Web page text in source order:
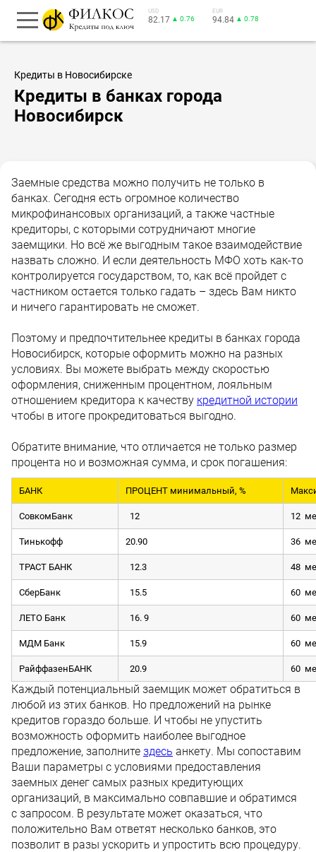
USD
82.17 ▲ 0.76
EUR
94.84 ▲ 0.78
Кредиты в Новосибирске
Кредиты в банках города
Новосибирск
Заемные средства можно получить не только в
банках. Сегодня есть огромное количество
микрофинансовых организаций, а также частные
кредиторы, с которыми сотрудничают многие
заемщики. Но всё же выгодным такое взаимодействие
назвать сложно. И если деятельность МФО хоть как-то
контролируется государством, то, как всё пройдет с
частником остается только гадать – здесь Вам никто
и ничего гарантировать не сможет.
Поэтому и предпочтительнее кредиты в банках города
Новосибирск, которые оформить можно на разных
условиях. Вы можете выбрать между скоростью
оформления, сниженным процентном, лояльным
отношением кредитора к качеству кредитной истории
чтобы в итоге прокредитоваться выгодно.
Обратите внимание, что отличается не только размер
процента но и возможная сумма, и срок погашения:
БАНК ПРОЦЕНТ минимальный, %
СовкомБанк 12 12
Тинькофф 20.90 36
ТРАСТ БАНК 12.3 48
СберБанк 15.5 60
ЛЕТО Банк 16. 9 60
МДМ Банк 15.9 60
РайффазенБАНК 20.9 60
Каждый потенциальный заемщик может обратиться в
любой из этих банков. Но предложений на рынке
кредитов гораздо больше. И чтобы не упустить
возможность оформить наиболее выгодное
предложение, заполните здесь анкету. Мы сопоставим
Ваши параметры с условиями предоставления
заемных денег самых разных кредитующих
организаций, в максимально совпавшие и обратимся
с запросом. В результате может оказаться, что
положительно Вам ответят несколько банков, это
позволит в разы ускорить и упростить всю процедуру.